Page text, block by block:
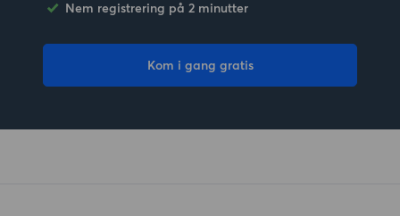
Nem registrering på 2 minutter
Kom i gang gratis